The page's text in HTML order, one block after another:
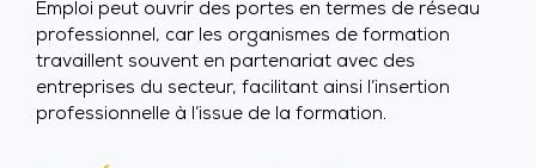
Emploi peut ouvrir des portes en termes de réseau
professionnel, car les organismes de formation
travaillent souvent en partenariat avec des
entreprises du secteur, facilitant ainsi l’insertion
professionnelle à l’issue de la formation.